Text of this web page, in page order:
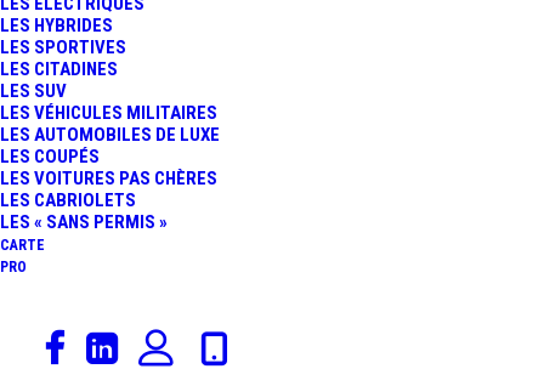
LES HYBRIDES
LES SPORTIVES
LES CITADINES
LES SUV
LES VÉHICULES MILITAIRES
LES AUTOMOBILES DE LUXE
LES COUPÉS
LES VOITURES PAS CHÈRES
LES CABRIOLETS
LES « SANS PERMIS »
CARTE
PRO
NOUVELLE
GÉNÉRATION TRÈS
AFFÛTÉE